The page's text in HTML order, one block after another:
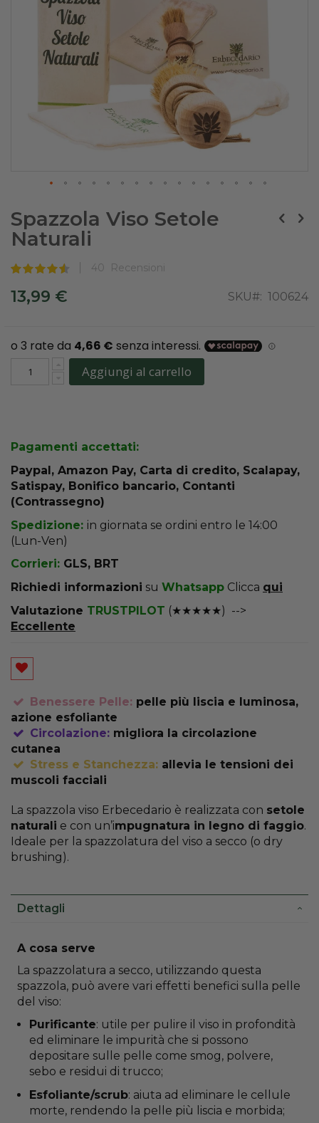
to
the
beginning
of
images
Spazzola Viso Setole
Naturali
Valutazione: 40 Recensioni
13,99 € SKU 100624
Aggiungi al carrello
Pagamenti accettati:
Paypal, Amazon Pay, Carta di credito, Scalapay,
Satispay, Bonifico bancario, Contanti
(Contrassegno)
Spedizione: in giornata se ordini entro le 14:00
(Lun-Ven)
Corrieri: GLS, BRT
Richiedi informazioni su Whatsapp Clicca qui
Valutazione TRUSTPILOT (★★★★★) -->
Eccellente
Benessere Pelle: pelle più liscia e luminosa,
azione esfoliante
Circolazione: migliora la circolazione
cutanea
Stress e Stanchezza: allevia le tensioni dei
muscoli facciali
La spazzola viso Erbecedario è realizzata con setole
naturali e con un’impugnatura in legno di faggio.
Ideale per la spazzolatura del viso a secco (o dry
brushing).
Dettagli
More
A cosa serve
La spazzolatura a secco, utilizzando questa
spazzola, può avere vari effetti benefici sulla pelle
del viso:
Purificante: utile per pulire il viso in profondità
ed eliminare le impurità che si possono
depositare sulle pelle come smog, polvere,
sebo e residui di trucco;
Esfoliante/scrub: aiuta ad eliminare le cellule
morte, rendendo la pelle più liscia e morbida;